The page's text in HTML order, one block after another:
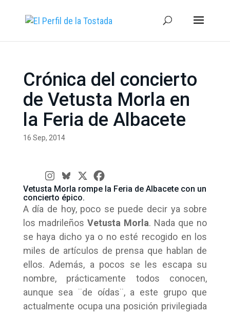
Crónica del concierto
de Vetusta Morla en
la Feria de Albacete
16 Sep, 2014
Vetusta Morla rompe la Feria de Albacete con un
concierto épico.
A día de hoy, poco se puede decir ya sobre
los madrileños Vetusta Morla. Nada que no
se haya dicho ya o no esté recogido en los
miles de artículos de prensa que hablan de
ellos. Además, a pocos se les escapa su
nombre, prácticamente todos conocen,
aunque sea ¨de oídas¨, a este grupo que
actualmente ocupa una posición privilegiada